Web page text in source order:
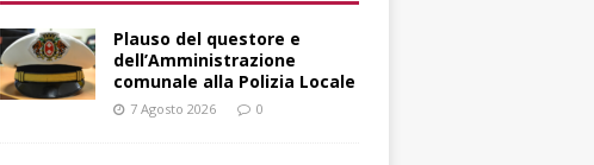
Plauso del questore e
dell’Amministrazione
comunale alla Polizia Locale
7 Agosto 2026 0